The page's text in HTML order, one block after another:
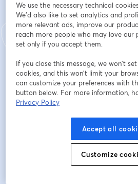
🗓 Au programme :
- Intro
- Présentation rapide des
- Démo du kung fu de Zapier
- Le grand challenge du quizz de
-  Questions/réponses et
メールアドレス*
We use the necessary technical
We'd also like to set analytics and
more relevant ads, improve our
reach more people who may love our
set only if you accept them.
If you close this message, we won’t
cookies, and this won’t limit your
can customize your preferences with
button below. For more information,
Privacy Policy
Accept all
Customize